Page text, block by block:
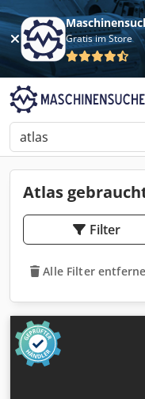
Gratis im Store
Atlas
Filter
Alle Filter